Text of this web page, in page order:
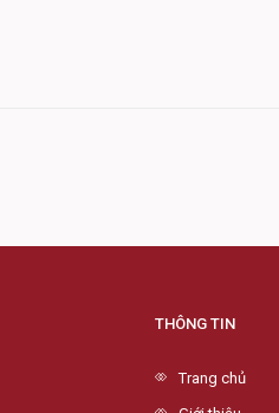
THÔNG TIN
Trang chủ